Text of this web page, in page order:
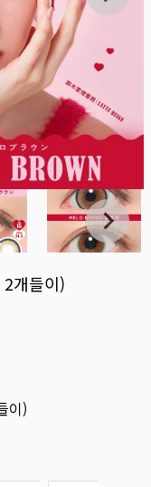
개들이)
이)